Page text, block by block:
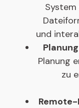
und
Planung
zu